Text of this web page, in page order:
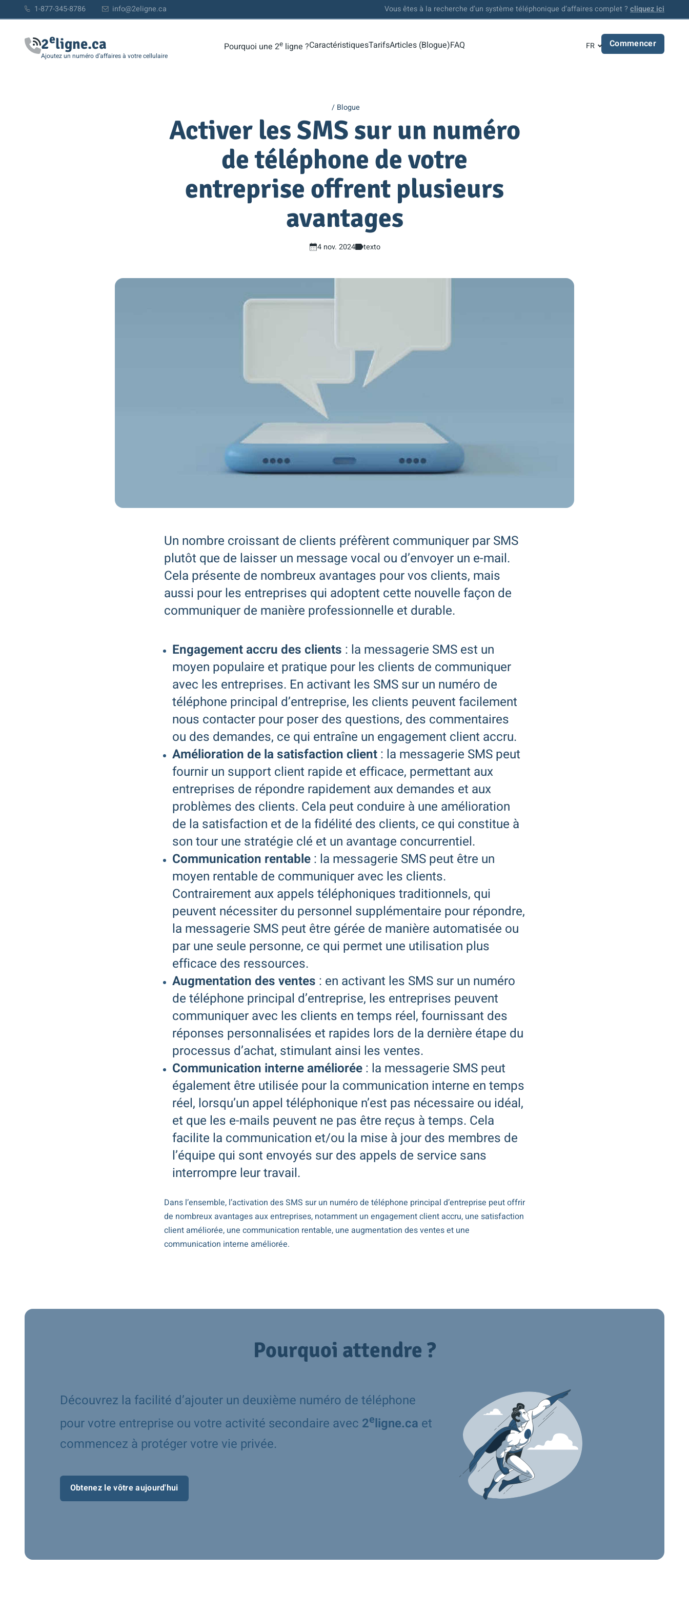
1-877-345-8786 info@2eligne.ca Vous êtes à la recherche d’un système téléphonique d’affaires complet ? cliquez ici
2eligne.ca
Ajoutez un numéro d’affaires à votre cellulaire
Pourquoi une 2e ligne ?CaractéristiquesTarifsArticles (Blogue)FAQ FR Commencer
Blogue
Activer les SMS sur un numéro
de téléphone de votre
entreprise offrent plusieurs
avantages
4 nov. 2024 texto
Un nombre croissant de clients préfèrent communiquer par SMS
plutôt que de laisser un message vocal ou d’envoyer un e-mail.
Cela présente de nombreux avantages pour vos clients, mais
aussi pour les entreprises qui adoptent cette nouvelle façon de
communiquer de manière professionnelle et durable.
Engagement accru des clients : la messagerie SMS est un
moyen populaire et pratique pour les clients de communiquer
avec les entreprises. En activant les SMS sur un numéro de
téléphone principal d’entreprise, les clients peuvent facilement
nous contacter pour poser des questions, des commentaires
ou des demandes, ce qui entraîne un engagement client accru.
Amélioration de la satisfaction client : la messagerie SMS peut
fournir un support client rapide et efficace, permettant aux
entreprises de répondre rapidement aux demandes et aux
problèmes des clients. Cela peut conduire à une amélioration
de la satisfaction et de la fidélité des clients, ce qui constitue à
son tour une stratégie clé et un avantage concurrentiel.
Communication rentable : la messagerie SMS peut être un
moyen rentable de communiquer avec les clients.
Contrairement aux appels téléphoniques traditionnels, qui
peuvent nécessiter du personnel supplémentaire pour répondre,
la messagerie SMS peut être gérée de manière automatisée ou
par une seule personne, ce qui permet une utilisation plus
efficace des ressources.
Augmentation des ventes : en activant les SMS sur un numéro
de téléphone principal d’entreprise, les entreprises peuvent
communiquer avec les clients en temps réel, fournissant des
réponses personnalisées et rapides lors de la dernière étape du
processus d’achat, stimulant ainsi les ventes.
Communication interne améliorée : la messagerie SMS peut
également être utilisée pour la communication interne en temps
réel, lorsqu’un appel téléphonique n’est pas nécessaire ou idéal,
et que les e-mails peuvent ne pas être reçus à temps. Cela
facilite la communication et/ou la mise à jour des membres de
l’équipe qui sont envoyés sur des appels de service sans
interrompre leur travail.
Dans l’ensemble, l’activation des SMS sur un numéro de téléphone principal d’entreprise peut offrir
de nombreux avantages aux entreprises, notamment un engagement client accru, une satisfaction
client améliorée, une communication rentable, une augmentation des ventes et une
communication interne améliorée.
Pourquoi attendre ?
Découvrez la facilité d’ajouter un deuxième numéro de téléphone
pour votre entreprise ou votre activité secondaire avec 2eligne.ca et
commencez à protéger votre vie privée.
Obtenez le vôtre aujourd'hui